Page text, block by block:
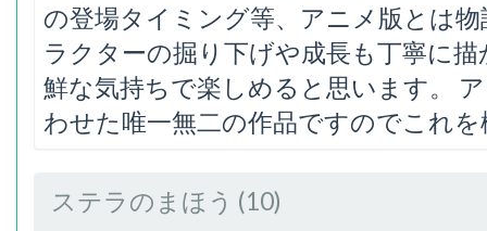
の登場タイミング等、アニメ版とは
ラクターの掘り下げや成長も丁寧に
鮮な気持ちで楽しめると思います。
わせた唯一無二の作品ですのでこれ
ステラのまほう (10)